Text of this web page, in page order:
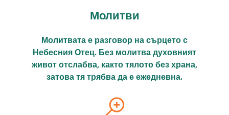
Молитви
Молитвата е разговор на сърцето с
Небесния Отец. Без молитва духовният
живот отслабва, както тялото без храна,
затова тя трябва да е ежедневна.